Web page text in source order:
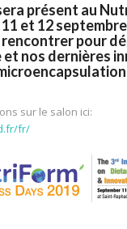
présent au
et 12
rencontrer pour
nos dernières
sur le salon ici:
fr/